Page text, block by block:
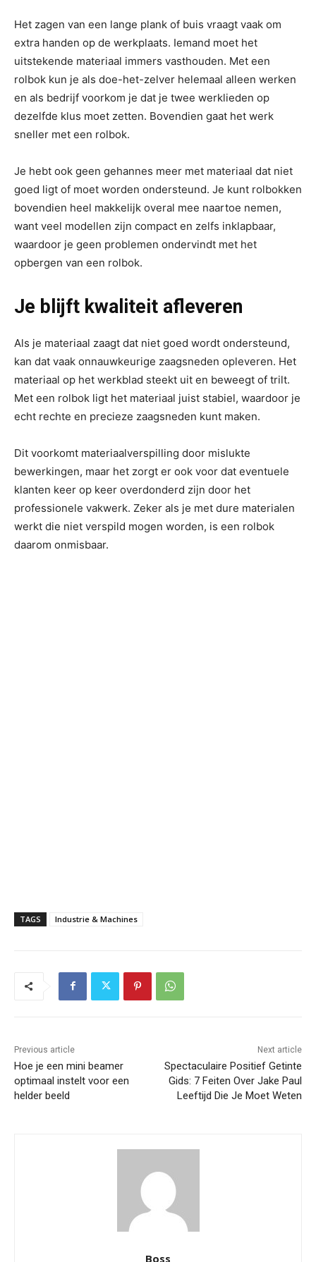
Het zagen van een lange plank of buis vraagt vaak om
extra handen op de werkplaats. Iemand moet het
uitstekende materiaal immers vasthouden. Met een
rolbok kun je als doe-het-zelver helemaal alleen werken
en als bedrijf voorkom je dat je twee werklieden op
dezelfde klus moet zetten. Bovendien gaat het werk
sneller met een rolbok.
Je hebt ook geen gehannes meer met materiaal dat niet
goed ligt of moet worden ondersteund. Je kunt rolbokken
bovendien heel makkelijk overal mee naartoe nemen,
want veel modellen zijn compact en zelfs inklapbaar,
waardoor je geen problemen ondervindt met het
opbergen van een rolbok.
Je blijft kwaliteit afleveren
Als je materiaal zaagt dat niet goed wordt ondersteund,
kan dat vaak onnauwkeurige zaagsneden opleveren. Het
materiaal op het werkblad steekt uit en beweegt of trilt.
Met een rolbok ligt het materiaal juist stabiel, waardoor je
echt rechte en precieze zaagsneden kunt maken.
Dit voorkomt materiaalverspilling door mislukte
bewerkingen, maar het zorgt er ook voor dat eventuele
klanten keer op keer overdonderd zijn door het
professionele vakwerk. Zeker als je met dure materialen
werkt die niet verspild mogen worden, is een rolbok
daarom onmisbaar.
TAGS Industrie & Machines
Previous article
Hoe je een mini beamer
optimaal instelt voor een
helder beeld
Next article
Spectaculaire Positief Getinte
Gids: 7 Feiten Over Jake Paul
Leeftijd Die Je Moet Weten
Boss